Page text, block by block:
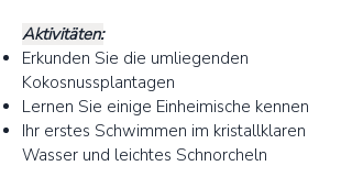
Aktivitäten:
Erkunden Sie die umliegenden
Kokosnussplantagen
Lernen Sie einige Einheimische kennen
Ihr erstes Schwimmen im kristallklaren
Wasser und leichtes Schnorcheln